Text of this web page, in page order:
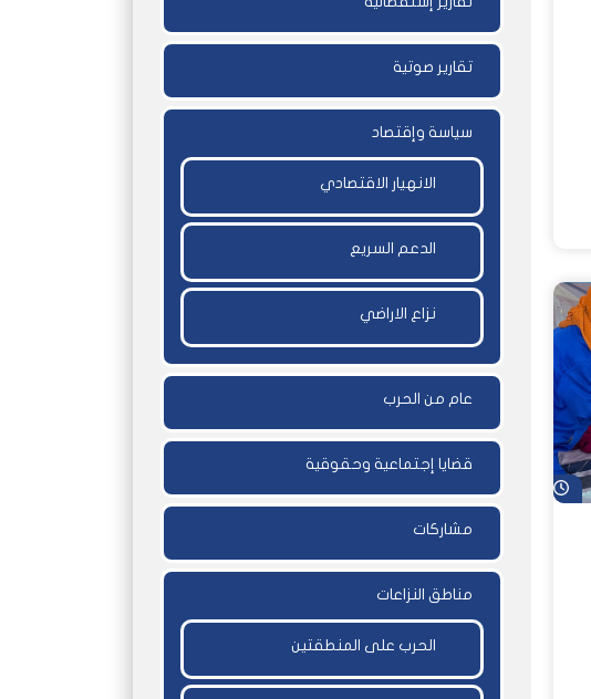
شاهد لاحقاً
تقارير صوتية
سياسة وإقتصاد
الانهيار الاقتصادي
الدعم السريع
نزاع الاراضي
عام من الحرب
قضايا إجتماعية وحقوقية
مشاركات
مناطق النزاعات
الحرب على المنطقتين